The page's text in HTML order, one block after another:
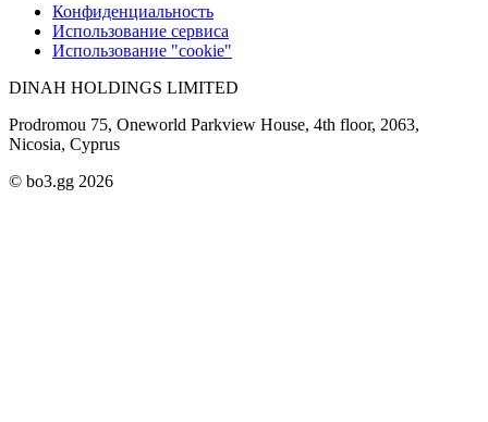
Конфиденциальность
Использование сервиса
Использование "cookie"
DINAH HOLDINGS LIMITED
Prodromou 75, Oneworld Parkview House, 4th floor, 2063,
Nicosia, Cyprus
© bo3.gg 2026